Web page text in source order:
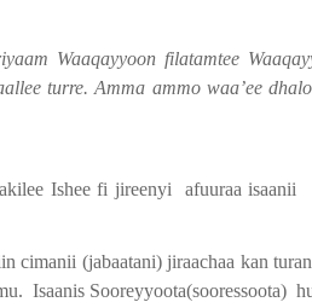
Waaqayyoon filatamtee
turre. Amma ammo waa’ee
Ishee fi jireenyi afuuraa isaanii
cimanii (jabaatani) jiraachaa kan
Isaanis Sooreyyoota(sooressoota)